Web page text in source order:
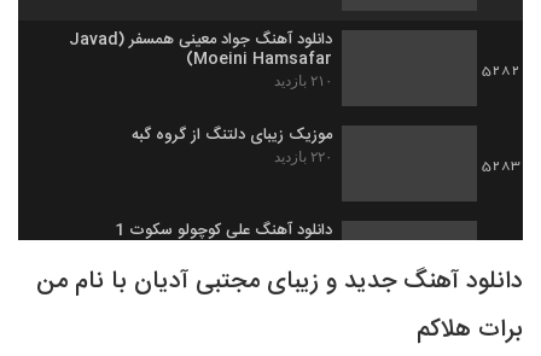
5282
دانلود آهنگ جواد معینی همسفر (Javad
Moeini Hamsafar)
۲۱۰ بازدید
5283
موزیک زیبای دلتنگ از گروه گبه
۲۲۰ بازدید
دانلود آهنگ علی کوچولو سکوت 1
دانلود آهنگ جدید و زیبای مجتبی آدیان با نام من
برات هلاکم